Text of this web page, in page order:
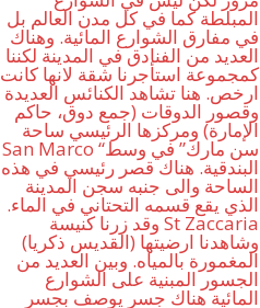
المبلطة كما في كل مدن العالم بل
في مفارق الشوارع المائية. وهناك
العديد من الفنادق في المدينة لكننا
كمجموعة استأجرنا شقة لانها كانت
ارخص. هنا تشاهد الكنائس العديدة
وقصور الدوقات (جمع دوق، حاكم
الإمارة) ومركزها الرئيسي ساحة
San Marco “سن مارك” في وسط
البندقية. هناك قصر رئيسي في هذه
الساحة والى جنبه سجن المدينة
الذي يقع قسمه التحتاني في الماء.
وقد زرنا كنيسة St Zaccaria
(القديس ذكريا) وشاهدنا ارضيتها
المغمورة بالمياه. وبين العديد من
الجسور المبنية على الشوارع
المائية هناك جسر يوصف بجسر